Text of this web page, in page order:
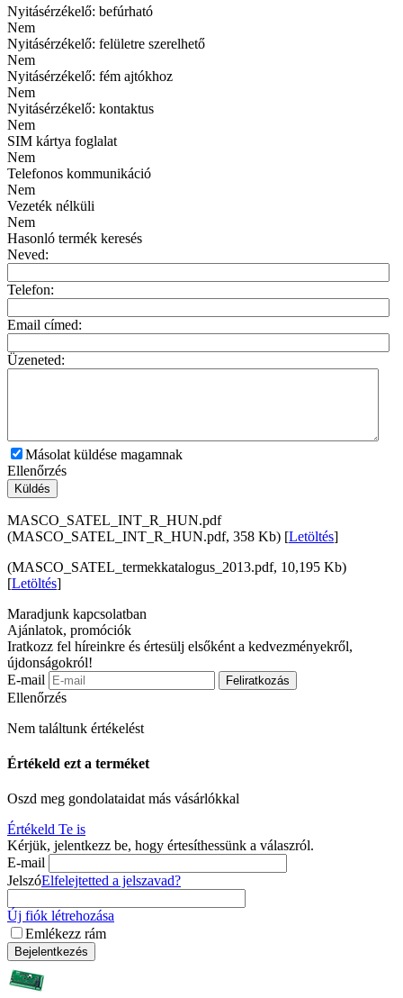
Nyitásérzékelő: befúrható
Nem
Nyitásérzékelő: felületre szerelhető
Nem
Nyitásérzékelő: fém ajtókhoz
Nem
Nyitásérzékelő: kontaktus
Nem
SIM kártya foglalat
Nem
Telefonos kommunikáció
Nem
Vezeték nélküli
Nem
Hasonló termék keresés
Neved:
Telefon:
Email címed:
Üzeneted:
Másolat küldése magamnak
Ellenőrzés
Küldés
MASCO_SATEL_INT_R_HUN.pdf
(MASCO_SATEL_INT_R_HUN.pdf, 358 Kb) [Letöltés]
(MASCO_SATEL_termekkatalogus_2013.pdf, 10,195 Kb)
[Letöltés]
Maradjunk kapcsolatban
Ajánlatok, promóciók
Iratkozz fel híreinkre és értesülj elsőként a kedvezményekről,
újdonságokról!
E-mail
Feliratkozás
Ellenőrzés
Nem találtunk értékelést
Értékeld ezt a terméket
Oszd meg gondolataidat más vásárlókkal
Értékeld Te is
Kérjük, jelentkezz be, hogy értesíthessünk a válaszról.
E-mail
JelszóElfelejtetted a jelszavad?
Új fiók létrehozása
Emlékezz rám
Bejelentkezés